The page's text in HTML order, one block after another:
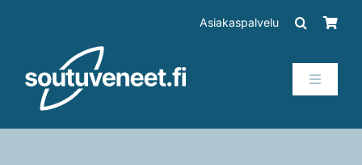
Asiakaspalvelu
Toggle